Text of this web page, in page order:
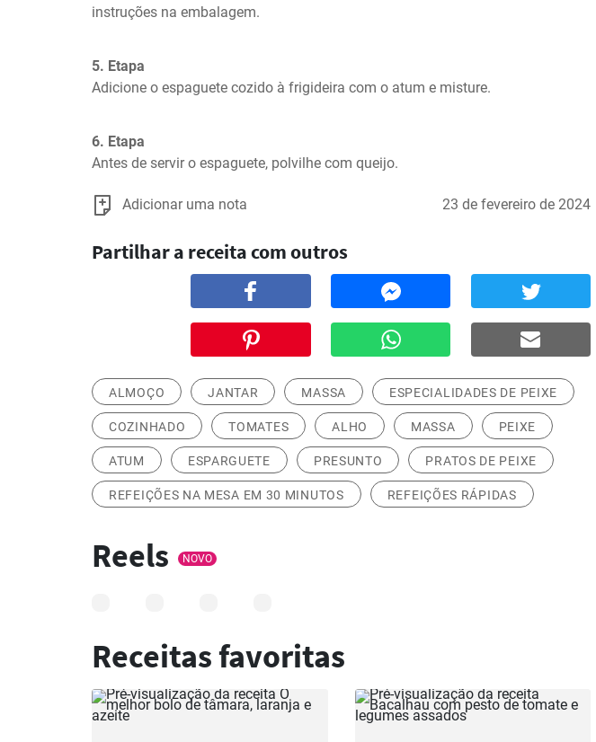
instruções na embalagem.
5. Etapa
Adicione o espaguete cozido à frigideira com o atum e misture.
6. Etapa
Antes de servir o espaguete, polvilhe com queijo.
Adicionar uma nota 23 de fevereiro de 2024
Partilhar a receita com outros
ALMOÇO JANTAR MASSA ESPECIALIDADES DE PEIXE
COZINHADO TOMATES ALHO MASSA PEIXE
ATUM ESPARGUETE PRESUNTO PRATOS DE PEIXE
REFEIÇÕES NA MESA EM 30 MINUTOS REFEIÇÕES RÁPIDAS
Reels NOVO
Receitas favoritas